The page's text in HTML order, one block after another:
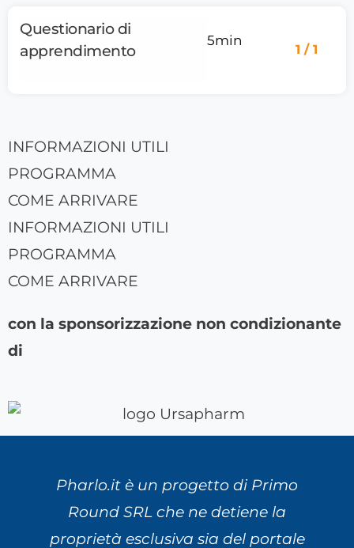
1 / 1
5min
Questionario di
apprendimento
INFORMAZIONI UTILI
PROGRAMMA
COME ARRIVARE
INFORMAZIONI UTILI
PROGRAMMA
COME ARRIVARE
con la sponsorizzazione non condizionante
di
Pharlo.it è un progetto di Primo
Round SRL che ne detiene la
proprietà esclusiva sia del portale